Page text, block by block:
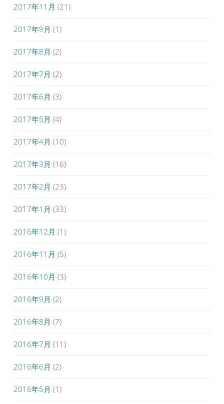
2017年11月 (21)
2017年9月 (1)
2017年8月 (2)
2017年7月 (2)
2017年6月 (3)
2017年5月 (4)
2017年4月 (10)
2017年3月 (16)
2017年2月 (23)
2017年1月 (33)
2016年12月 (1)
2016年11月 (5)
2016年10月 (3)
2016年9月 (2)
2016年8月 (7)
2016年7月 (11)
2016年6月 (2)
2016年5月 (1)